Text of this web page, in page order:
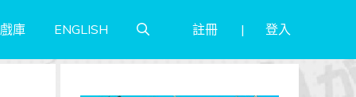
庫 ENGLISH 註冊 登入